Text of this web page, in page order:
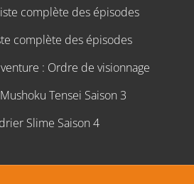
complète des épisodes
complète des épisodes
: Ordre de visionnage
Tensei Saison 3
Slime Saison 4